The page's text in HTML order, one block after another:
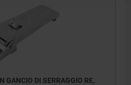
GANCIO DI SERRAGGIO RE,